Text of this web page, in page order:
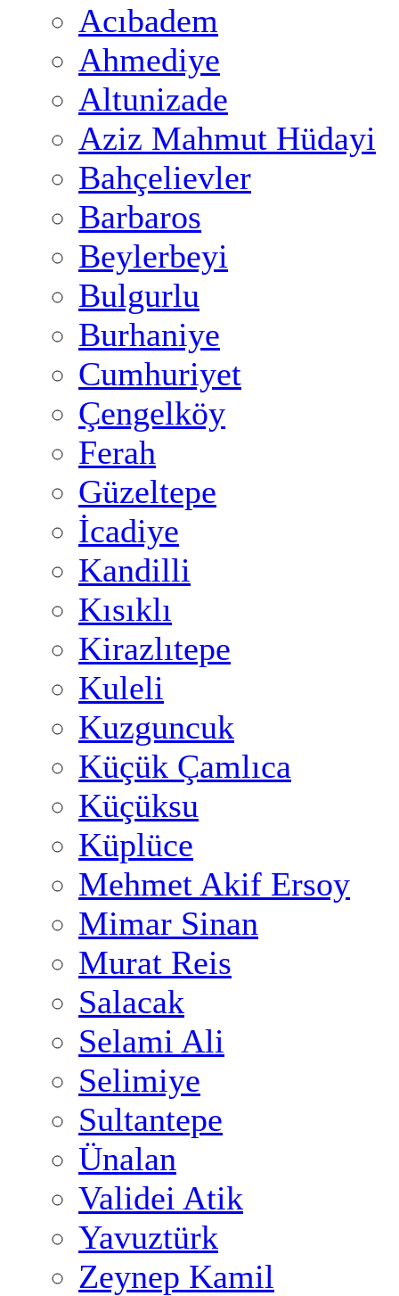
Acıbadem
Ahmediye
Altunizade
Aziz Mahmut Hüdayi
Bahçelievler
Barbaros
Beylerbeyi
Bulgurlu
Burhaniye
Cumhuriyet
Çengelköy
Ferah
Güzeltepe
İcadiye
Kandilli
Kısıklı
Kirazlıtepe
Kuleli
Kuzguncuk
Küçük Çamlıca
Küçüksu
Küplüce
Mehmet Akif Ersoy
Mimar Sinan
Murat Reis
Salacak
Selami Ali
Selimiye
Sultantepe
Ünalan
Validei Atik
Yavuztürk
Zeynep Kamil